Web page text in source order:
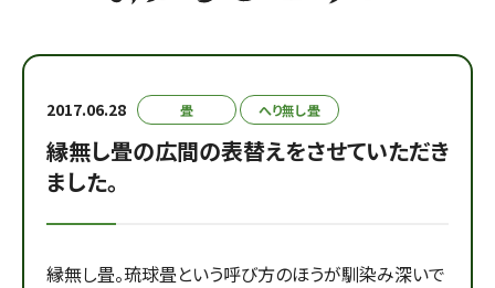
2017.06.28 畳 へり無し畳
縁無し畳の広間の表替えをさせていただき
ました。
縁無し畳。琉球畳という呼び方のほうが馴染み深いで